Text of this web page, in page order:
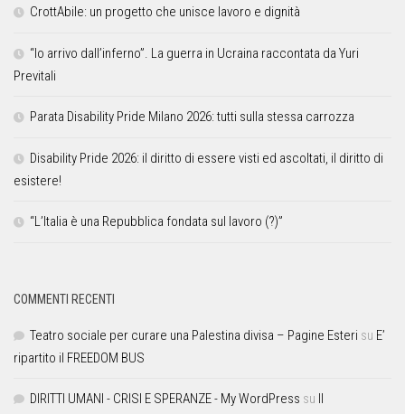
CrottAbile: un progetto che unisce lavoro e dignità
“Io arrivo dall’inferno”. La guerra in Ucraina raccontata da Yuri
Previtali
Parata Disability Pride Milano 2026: tutti sulla stessa carrozza
Disability Pride 2026: il diritto di essere visti ed ascoltati, il diritto di
esistere!
“L’Italia è una Repubblica fondata sul lavoro (?)”
COMMENTI RECENTI
Teatro sociale per curare una Palestina divisa – Pagine Esteri su E’
ripartito il FREEDOM BUS
DIRITTI UMANI - CRISI E SPERANZE - My WordPress su Il